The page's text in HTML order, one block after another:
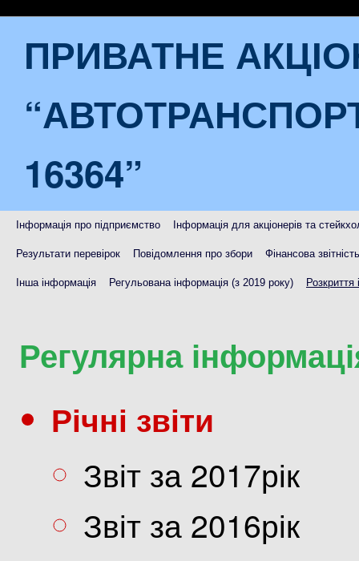
ПРИВАТНЕ
16364”
Інформація про підприємство Інформація для акціонерів та
Результати перевірок Повідомлення про збори Фінансова
Інша інформація Регульована інформація (з 2019 року) Розкриття
Регулярна
Річні звіти
Звіт за 2017рік
Звіт за 2016рік